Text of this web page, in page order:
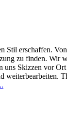
erschaffen.
zu finden. Wir
Skizzen vor